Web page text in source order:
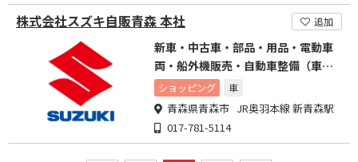
株式会社スズキ自販青森 本社 追加
新車・中古車・部品・用品・電動車
両・船外機販売・自動車整備（車
検・点検・修理）・損害保険
ショッピング 車
青森県青森市 JR奥羽本線 新青森駅
017-781-5114